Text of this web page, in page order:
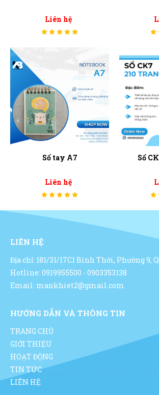
Liên hệ
Sổ tay A7
Liên hệ
Sổ
LIÊN HỆ
Địa chỉ: 181/31/17C1 Bình Thới, Phường 9,
Hotline: 0919955500 - 0903353138
Email: mankhiet2@gmail.com
HƯỚNG DẪN VÀ THÔNG TIN
TRANG CHỦ
GIỚI THIỆU
HOẠT ĐỘNG
TIN TỨC
LIÊN HỆ